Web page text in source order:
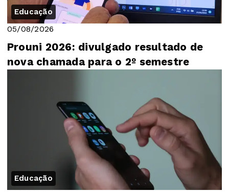
Educação
05/08/2026
Prouni 2026: divulgado resultado de
nova chamada para o 2º semestre
Educação